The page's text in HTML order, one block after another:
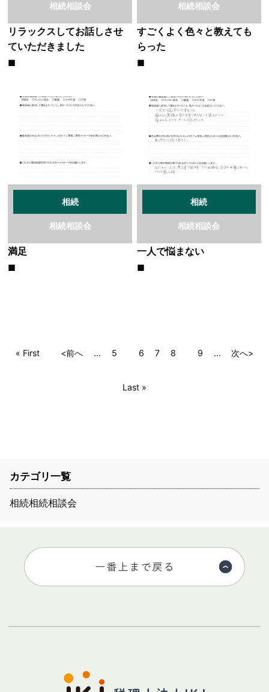
相続相談会
リラックスしてお話しさせ
ていただきました
相続相談会
すごくよく色々と教えても
らった
相続
相続相談会
満足
相続
相続相談会
一人で悩まない
« First <前へ ... 5 6 7 8 9 ... 次へ>
Last »
カテゴリ一覧
相続相続相談会